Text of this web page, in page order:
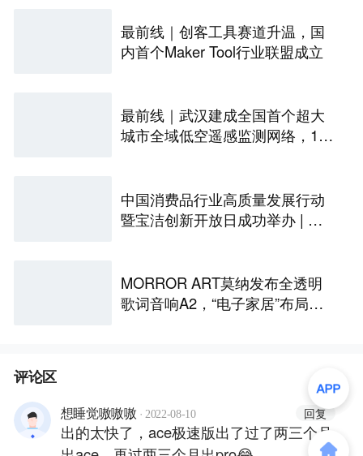
最前线｜创客工具赛道升温，国
内首个Maker Tool行业联盟成立
最前线｜武汉建成全国首个超大
城市全域低空遥感监测网络，146
中国消费品行业高质量发展行动
暨宝洁创新开放日成功举办 | 最
MORROR ART莫纳发布全透明
歌词音响A2，“电子家居”布局更
评论区
想睡觉嗷嗷嗷 · 2022-08-10 回复
出的太快了，ace极速版出了过了两三个月